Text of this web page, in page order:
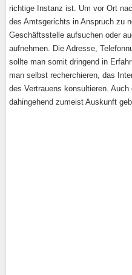
richtige Instanz ist. Um vor Ort
des Amtsgerichts in Anspruch zu
Geschäftsstelle aufsuchen oder
aufnehmen. Die Adresse,
sollte man somit dringend in
man selbst recherchieren, das
des Vertrauens konsultieren.
dahingehend zumeist Auskunft